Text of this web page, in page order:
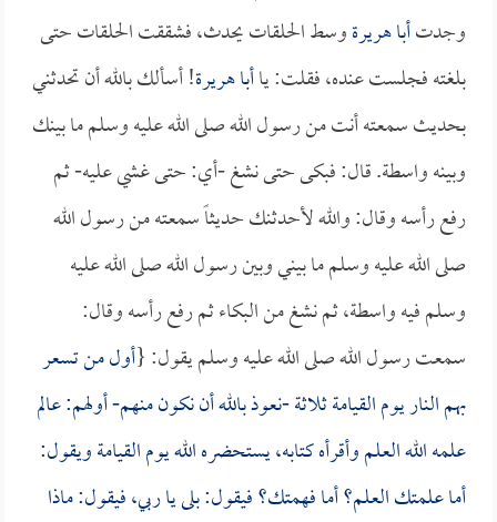
وجدتأبا هريرةوسط الحلقات يحدث، فشققت الحلقات حتى
بلغته فجلست عنده، فقلت: ياأبا هريرة! أسألك بالله أن تحدثني
بحديث سمعته أنت من رسول الله صلى الله عليه وسلم ما بينك
وبينه واسطة. قال: فبكى حتى نشغ -أي: حتى غشي عليه- ثم
رفع رأسه وقال: والله لأحدثنك حديثاً سمعته من رسول الله
صلى الله عليه وسلم ما بيني وبين رسول الله صلى الله عليه
وسلم فيه واسطة، ثم نشغ من البكاء ثم رفع رأسه وقال:
سمعت رسول الله صلى الله عليه وسلم يقول: {أول من تسعر
بهم النار يوم القيامة ثلاثة -نعوذ بالله أن نكون منهم- أولهم: عالم
علمه الله العلم وأقرأه كتابه، يستحضره الله يوم القيامة ويقول:
أما علمتك العلم؟ أما فهمتك؟ فيقول: بلى يا ربي، فيقول: ماذا